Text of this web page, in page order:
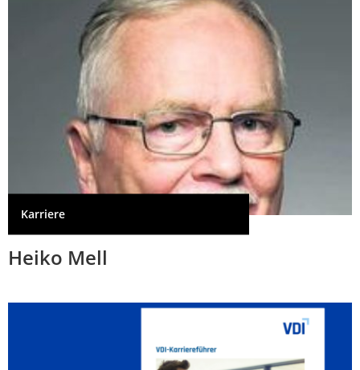
Karriere
Heiko Mell